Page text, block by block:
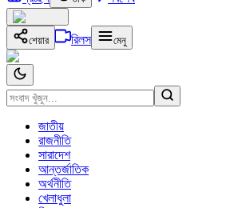
শেয়ার রিলস মেনু
জাতীয়
রাজনীতি
সারাদেশ
আন্তর্জাতিক
অর্থনীতি
খেলাধুলা